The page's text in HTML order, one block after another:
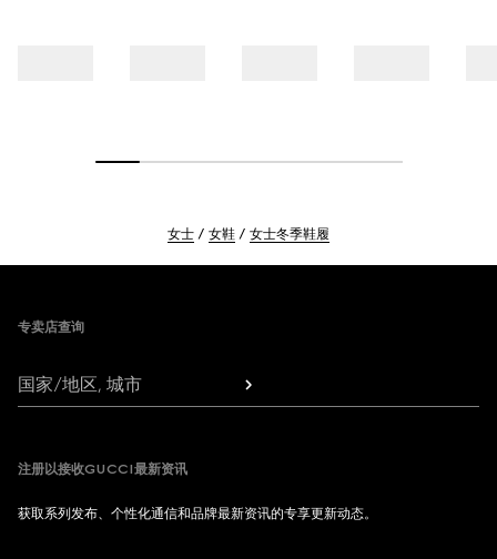
女士 女鞋 女士冬季鞋履
专卖店查询
国家/地区, 城市
注册以接收GUCCI最新资讯
获取系列发布、个性化通信和品牌最新资讯的专享更新动态。